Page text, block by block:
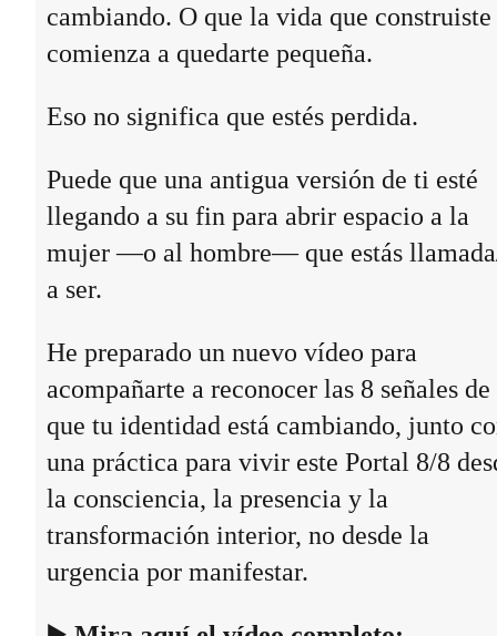
cambiando. O que la vida que construiste
comienza a quedarte pequeña.
Eso no significa que estés perdida.
Puede que una antigua versión de ti esté
llegando a su fin para abrir espacio a la
mujer —o al hombre— que estás
a ser.
He preparado un nuevo vídeo para
acompañarte a reconocer las 8 señales de
que tu identidad está cambiando, junto
una práctica para vivir este Portal 8/8
la consciencia, la presencia y la
transformación interior, no desde la
urgencia por manifestar.